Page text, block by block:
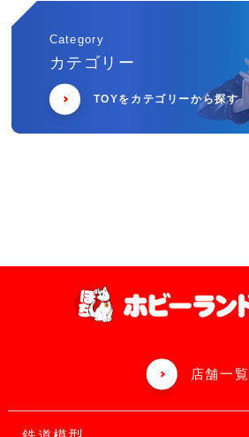
Category
カテゴリー
TOYをカテゴリーから探す
店舗一覧